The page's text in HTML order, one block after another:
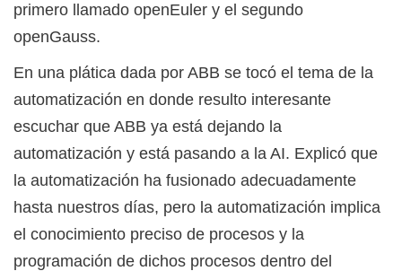
primero llamado openEuler y el segundo
openGauss.
En una plática dada por ABB se tocó el tema de la
automatización en donde resulto interesante
escuchar que ABB ya está dejando la
automatización y está pasando a la AI. Explicó que
la automatización ha fusionado adecuadamente
hasta nuestros días, pero la automatización implica
el conocimiento preciso de procesos y la
programación de dichos procesos dentro del